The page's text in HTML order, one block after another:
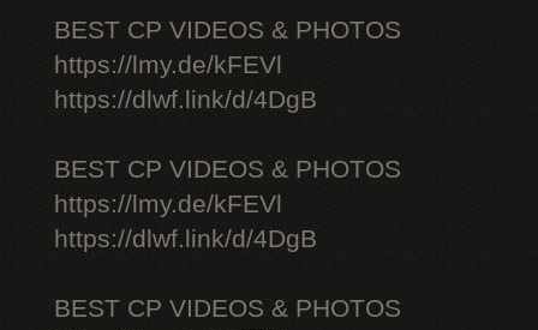
BEST CP VIDEOS & PHOTOS
https://lmy.de/kFEVl
https://dlwf.link/d/4DgB
BEST CP VIDEOS & PHOTOS
https://lmy.de/kFEVl
https://dlwf.link/d/4DgB
BEST CP VIDEOS & PHOTOS